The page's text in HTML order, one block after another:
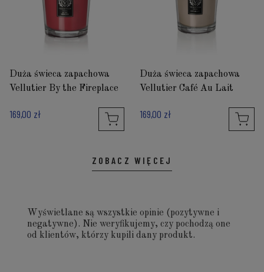
Duża świeca zapachowa
Vellutier By the Fireplace
169,00 zł
Duża świeca zapachowa
Vellutier Café Au Lait
169,00 zł
ZOBACZ WIĘCEJ
Wyświetlane są wszystkie opinie (pozytywne i
negatywne). Nie weryfikujemy, czy pochodzą one
od klientów, którzy kupili dany produkt.